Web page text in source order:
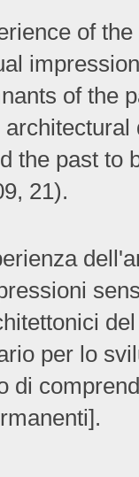
of
of the
the past to
21).
per lo
di